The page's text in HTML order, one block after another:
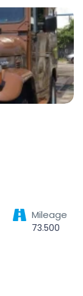
Mileage
73.500